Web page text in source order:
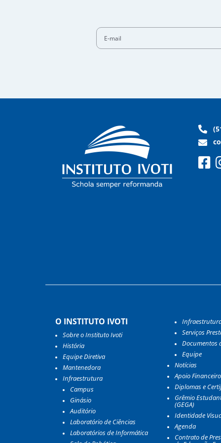
O INSTITUTO IVOTI
Sobre o Instituto Ivoti
História
Equipe Diretiva
Mantenedora
Infraestrutura
Campus
Ginásio
Auditório
Laboratório de Ciências
Laboratórios de Informática
Serviços
Documentos
Equipe
Notícias
Apoio
Diplomas e
Grêmio
(GEGA)
Identidade
Agenda
Contrato de